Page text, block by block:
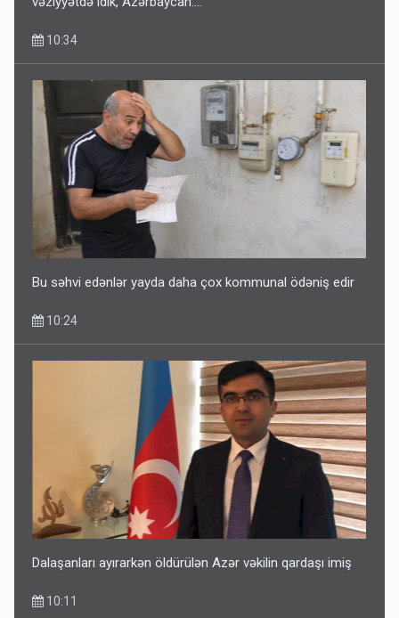
10:34
Bu səhvi edənlər yayda daha çox kommunal ödəniş edir
10:24
Dalaşanları ayırarkən öldürülən Azər vəkilin qardaşı imiş
10:11